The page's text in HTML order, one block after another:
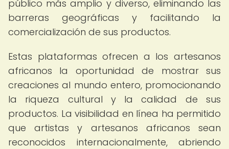
público más amplio y diverso, eliminando las
barreras geográficas y facilitando la
comercialización de sus productos.
Estas plataformas ofrecen a los artesanos
africanos la oportunidad de mostrar sus
creaciones al mundo entero, promocionando
la riqueza cultural y la calidad de sus
productos. La visibilidad en línea ha permitido
que artistas y artesanos africanos sean
reconocidos internacionalmente, abriendo